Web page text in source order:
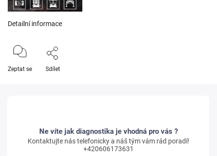
Detailní informace
Zeptat se Sdílet
Ne víte jak diagnostika je vhodná pro vás ?
Kontaktujte nás telefonicky a náš tým vám rád poradí!
+420606173631